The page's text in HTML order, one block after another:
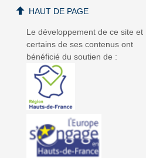
Le développement de ce site et
certains de ses contenus ont
bénéficié du soutien de :
HAUT DE PAGE